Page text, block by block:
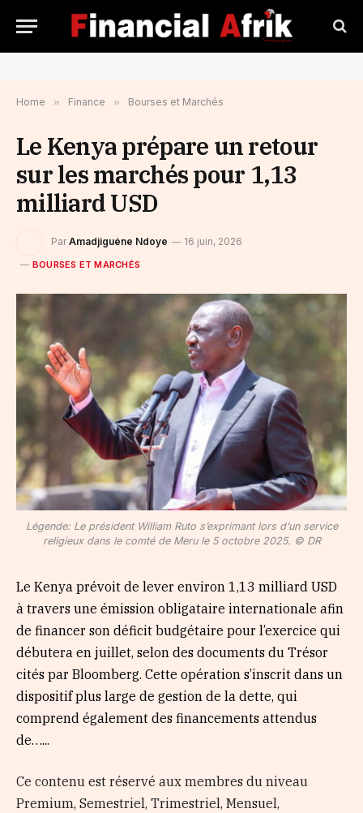
Home » Finance » Bourses et Marchés
Le Kenya prépare un retour
sur les marchés pour 1,13
milliard USD
Par Amadjiguéne Ndoye 16 juin, 2026
BOURSES ET MARCHÉS
Légende: Le président William Ruto s’exprimant lors d’un service
religieux dans le comté de Meru le 5 octobre 2025. © DR
Le Kenya prévoit de lever environ 1,13 milliard USD
à travers une émission obligataire internationale afin
de financer son déficit budgétaire pour l’exercice qui
débutera en juillet, selon des documents du Trésor
cités par Bloomberg. Cette opération s’inscrit dans un
dispositif plus large de gestion de la dette, qui
comprend également des financements attendus
de…...
Ce contenu est réservé aux membres du niveau
Premium, Semestriel, Trimestriel, Mensuel,